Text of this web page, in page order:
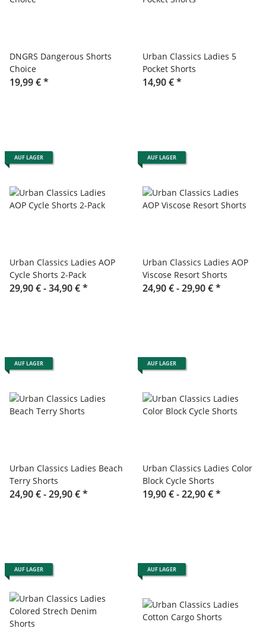
DNGRS Dangerous Shorts
Choice
19,99 €*
Urban Classics Ladies 5
Pocket Shorts
14,90 €*
AUF LAGER
Urban Classics Ladies AOP
Cycle Shorts 2-Pack
29,90 € -34,90 €*
AUF LAGER
Urban Classics Ladies AOP
Viscose Resort Shorts
24,90 € -29,90 €*
AUF LAGER
Urban Classics Ladies Beach
Terry Shorts
24,90 € -29,90 €*
AUF LAGER
Urban Classics Ladies Color
Block Cycle Shorts
19,90 € -22,90 €*
AUF LAGER AUF LAGER